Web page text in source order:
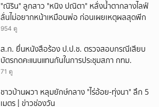
"ณิริน" ลูกสาว "หนิง ปณิตา" หลั่งน้ำตากลางไลฟ์
ลั่นไม่อยากหน้าเหมือนพ่อ ก่อนเผยเหตุผลสุดพีก
954 ดู
ส.ก. ยื่นหนังสือร้อง ป.ป.ช. ตรวจสอบกรณีเสียบ
บัตรกดคะแนนแทนกันในการประชุมสภา กทม.
71 ดู
ชาวบ้านผวา หลุมยักษ์กลาง "ไร่อ้อย-ทุ่งนา" ลึก 5
เมตร | ข่าวช่องวัน